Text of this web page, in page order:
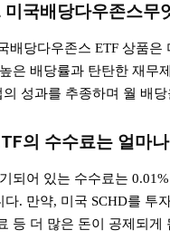
미국배당다우존스무
배당다우존스 ETF 상품은
은 배당률과 탄탄한 재무
의 성과를 추종하며 월 배
의 수수료는 얼마
되어 있는 수수료는
다. 만약, 미국 SCHD를 투
등 더 많은 돈이 공제되게